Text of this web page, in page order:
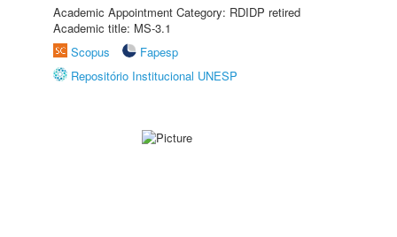
Academic Appointment Category: RDIDP retired
Academic title: MS-3.1
Scopus
Fapesp
Repositório Institucional UNESP